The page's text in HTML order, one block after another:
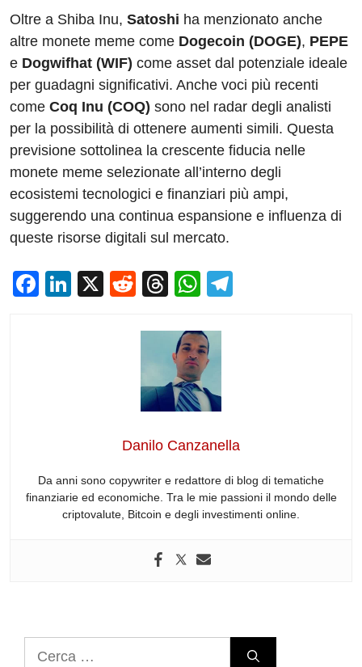
Oltre a Shiba Inu, Satoshi ha menzionato anche
altre monete meme come Dogecoin (DOGE), PEPE
e Dogwifhat (WIF) come asset dal potenziale ideale
per guadagni significativi. Anche voci più recenti
come Coq Inu (COQ) sono nel radar degli analisti
per la possibilità di ottenere aumenti simili. Questa
previsione sottolinea la crescente fiducia nelle
monete meme selezionate all’interno degli
ecosistemi tecnologici e finanziari più ampi,
suggerendo una continua espansione e influenza di
queste risorse digitali sul mercato.
F
Li
X
R
d
di
t
T
e
a
d
s
W
at
s
A
p
p
Danilo Canzanella
Da anni sono copywriter e redattore di blog di tematiche
finanziarie ed economiche. Tra le mie passioni il mondo delle
criptovalute, Bitcoin e degli investimenti online.